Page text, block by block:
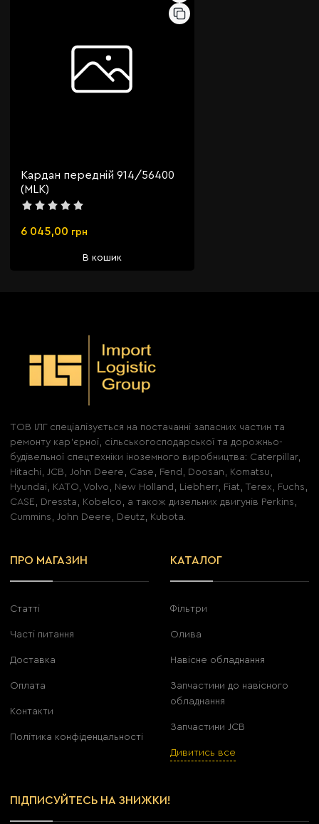
Кардан передній 914/56400
(MLK)
6 045,00 грн
В кошик
ТОВ ІЛГ спеціалізується на постачанні запасних частин та
ремонту кар'єрної, сільськогосподарської та дорожньо-
будівельної спецтехніки іноземного виробництва: Caterpillar,
Hitachi, JCB, John Deere, Case, Fend, Doosan, Komatsu,
Hyundai, KATO, Volvo, New Holland, Liebherr, Fiat, Terex, Fuchs,
CASE, Dressta, Kobelco, а також дизельних двигунів Perkins,
Cummins, John Deere, Deutz, Kubota.
ПРО МАГАЗИН
Статті
Часті питання
Доставка
Оплата
Контакти
Політика конфіденцальності
КАТАЛОГ
Фільтри
Олива
Навісне обладнання
Запчастини до навісного
обладнання
Запчастини JCB
Дивитись все
ПІДПИСУЙТЕСЬ НА ЗНИЖКИ!